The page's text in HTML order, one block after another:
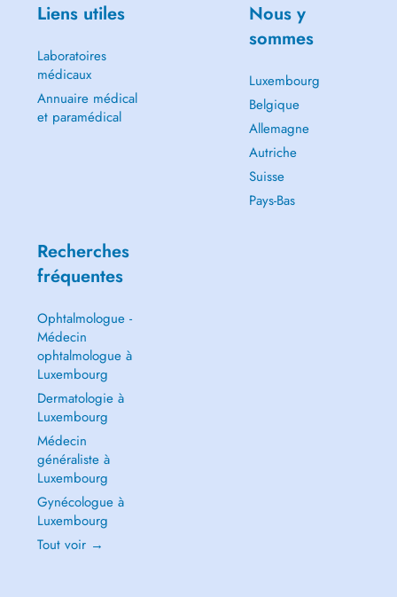
Liens utiles
Laboratoires
médicaux
Annuaire médical
et paramédical
Nous y
sommes
Luxembourg
Belgique
Allemagne
Autriche
Suisse
Pays-Bas
Recherches
fréquentes
Ophtalmologue -
Médecin
ophtalmologue à
Luxembourg
Dermatologie à
Luxembourg
Médecin
généraliste à
Luxembourg
Gynécologue à
Luxembourg
Tout voir →